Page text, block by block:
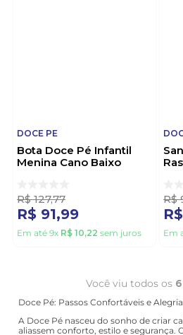
DOCE PE
Bota Doce Pé Infantil
Menina Cano Baixo
R$ 127,77
R$ 91,99
Em até 9x R$ 10,22 sem juros
R$
R$
Em
Você viu todos os 6
Doce Pé: Passos Confortáveis e
A Doce Pé nasceu do sonho de criar
aliassem conforto, estilo e segurança.